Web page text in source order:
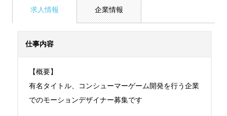
求人情報 企業情報
仕事内容
【概要】
有名タイトル、コンシューマーゲーム開発を行う企業
でのモーションデザイナー募集です